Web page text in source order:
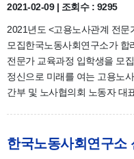
2021-02-09 | 조회수 : 9295
2021년도 <고용노사관계 전문
모집한국노동사회연구소가
전문가 교육과정 입학생을 모
정신으로 미래를 여는 고용노
간부 및 노사협의회 노동자 대
한국노동사회연구소